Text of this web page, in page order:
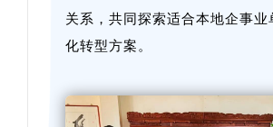
关系，共同探索适合本地企事业
化转型方案。